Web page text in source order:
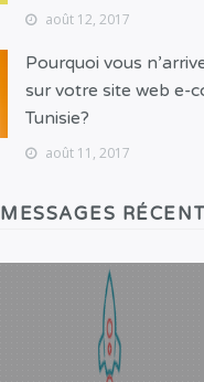
août 12, 2017
Pourquoi vous
sur votre site web e-
Tunisie?
août 11, 2017
MESSAGES